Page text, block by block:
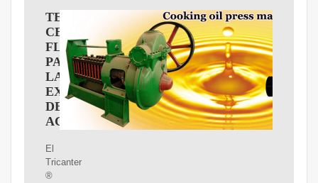
TECNOLOGíA
CENTRíFUGA
FLOTTWEG
PARA
LA
EXTRACCIóN
DE
ACEITE
El
Tricanter
®